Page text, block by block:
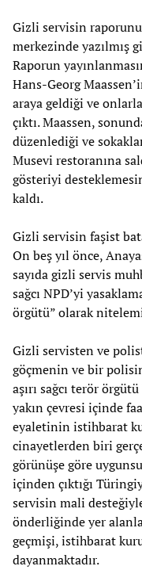
Gizli servisin
merkezinde yazılmış
Raporun
Hans-Georg
araya geldiği ve
çıktı. Maassen,
düzenlediği ve
Musevi restoranına
gösteriyi
kaldı.
Gizli servisin faşist
On beş yıl önce,
sayıda gizli servis
sağcı NPD’yi
örgütü” olarak
Gizli servisten ve
göçmenin ve bir
aşırı sağcı terör
yakın çevresi içinde
eyaletinin istihbarat
cinayetlerden biri
görünüşe göre
içinden çıktığı
servisin mali
önderliğinde yer
geçmişi, istihbarat
dayanmaktadır.